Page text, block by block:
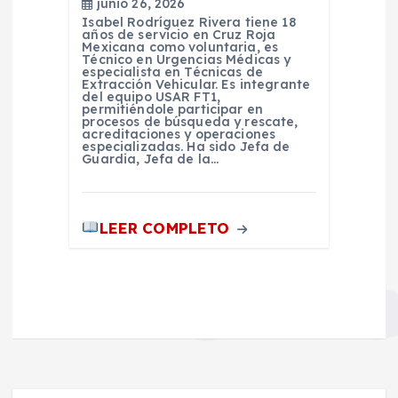
junio 26, 2026
Isabel Rodríguez Rivera tiene 18
años de servicio en Cruz Roja
Mexicana como voluntaria, es
Técnico en Urgencias Médicas y
especialista en Técnicas de
Extracción Vehicular. Es integrante
del equipo USAR FT1,
permitiéndole participar en
procesos de búsqueda y rescate,
acreditaciones y operaciones
especializadas. Ha sido Jefa de
Guardia, Jefa de la…
LEER COMPLETO